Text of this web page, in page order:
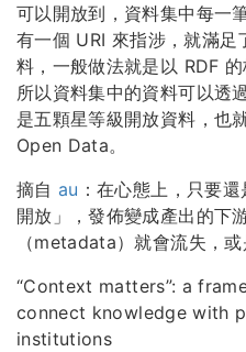
可以開放到，資料集中每一
有一個 URI 來指涉，就滿足
料，一般做法就是以 RDF 的
所以資料集中的資料可以透
是五顆星等級開放資料，也
Open Data。
摘自au ：在心態上，只要
開放」，發佈變成產出的下
（metadata）就會流失，或
“Context matters”: a
connect knowledge with
institutions